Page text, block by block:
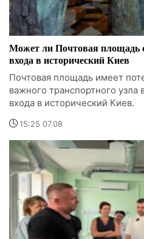
Может ли Почтовая площадь
входа в исторический Киев
Почтовая площадь имеет
важного транспортного
входа в исторический Киев.
15:25 07.08